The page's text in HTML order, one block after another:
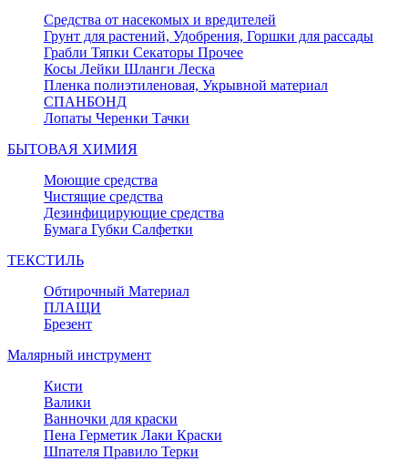
Средства от насекомых и вредителей
Грунт для растений, Удобрения, Горшки для рассады
Грабли Тяпки Секаторы Прочее
Косы Лейки Шланги Леска
Пленка полиэтиленовая, Укрывной материал
СПАНБОНД
Лопаты Черенки Тачки
БЫТОВАЯ ХИМИЯ
Моющие средства
Чистящие средства
Дезинфицирующие средства
Бумага Губки Салфетки
ТЕКСТИЛЬ
Обтирочный Материал
ПЛАЩИ
Брезент
Малярный инструмент
Кисти
Валики
Ванночки для краски
Пена Герметик Лаки Краски
Шпателя Правило Терки